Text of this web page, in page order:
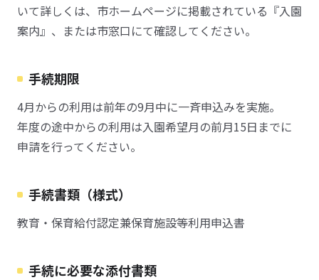
いて詳しくは、市ホームページに掲載されている『入園
案内』、または市窓口にて確認してください。
手続期限
4月からの利用は前年の9月中に一斉申込みを実施。
年度の途中からの利用は入園希望月の前月15日までに
申請を行ってください。
手続書類（様式）
教育・保育給付認定兼保育施設等利用申込書
手続に必要な添付書類